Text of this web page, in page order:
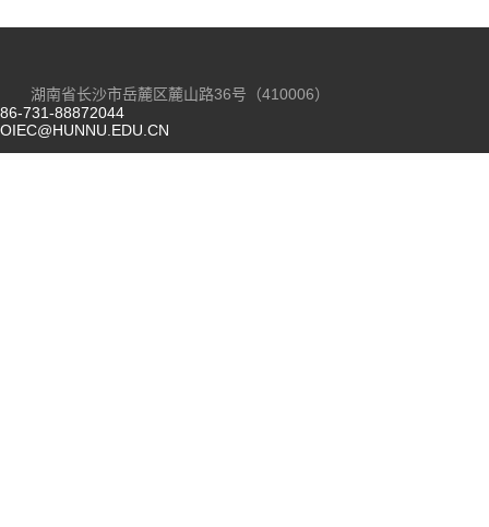
湖南省长沙市岳麓区麓山路36号（410006）
86-731-88872044
OIEC@HUNNU.EDU.CN